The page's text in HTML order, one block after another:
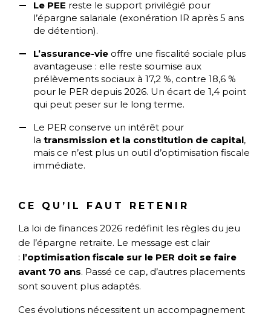
Le PEE reste le support privilégié pour
l’épargne salariale (exonération IR après 5 ans
de détention).
L’assurance-vie offre une fiscalité sociale plus
avantageuse : elle reste soumise aux
prélèvements sociaux à 17,2 %, contre 18,6 %
pour le PER depuis 2026. Un écart de 1,4 point
qui peut peser sur le long terme.
Le PER conserve un intérêt pour
la transmission et la constitution de capital,
mais ce n’est plus un outil d’optimisation fiscale
immédiate.
CE QU’IL FAUT RETENIR
La loi de finances 2026 redéfinit les règles du jeu
de l’épargne retraite. Le message est clair
: l’optimisation fiscale sur le PER doit se faire
avant 70 ans. Passé ce cap, d’autres placements
sont souvent plus adaptés.
Ces évolutions nécessitent un accompagnement